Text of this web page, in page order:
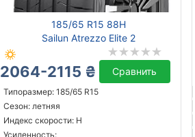
185/65 R15 88H
Sailun Atrezzo Elite 2
2064-2115 ₴ Сравнить
Типоразмер: 185/65 R15
Сезон: летняя
Индекс скорости: H
Усиленность: